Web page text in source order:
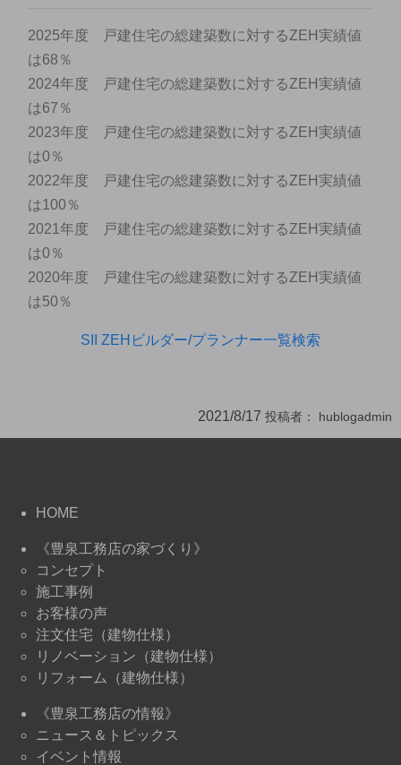
2025年度 戸建住宅の総建築数に対するZEH実績値
は68％
2024年度 戸建住宅の総建築数に対するZEH実績値
は67％
2023年度 戸建住宅の総建築数に対するZEH実績値
は0％
2022年度 戸建住宅の総建築数に対するZEH実績値
は100％
2021年度 戸建住宅の総建築数に対するZEH実績値
は0％
2020年度 戸建住宅の総建築数に対するZEH実績値
は50％
SII ZEHビルダー/プランナー一覧検索
2021/8/17 投稿者： hublogadmin
HOME
《豊泉工務店の家づくり》
コンセプト
施工事例
お客様の声
注文住宅（建物仕様）
リノベーション（建物仕様）
リフォーム（建物仕様）
《豊泉工務店の情報》
ニュース＆トピックス
イベント情報